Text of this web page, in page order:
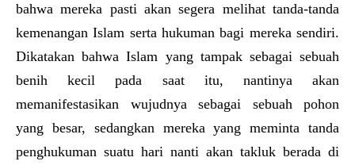
bahwa mereka pasti akan segera melihat tanda-tanda
kemenangan Islam serta hukuman bagi mereka sendiri.
Dikatakan bahwa Islam yang tampak sebagai sebuah
benih kecil pada saat itu, nantinya akan
memanifestasikan wujudnya sebagai sebuah pohon
yang besar, sedangkan mereka yang meminta tanda
penghukuman suatu hari nanti akan takluk berada di